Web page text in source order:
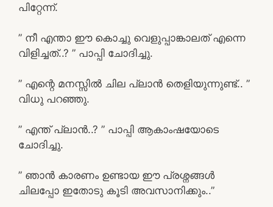
പിറ്റേന്ന്.
” നീ എന്താ ഈ കൊച്ചു വെളുപ്പാങ്കാലത് എന്നെ
വിളിച്ചത്..? ” പാപ്പി ചോദിച്ചു.
” എന്റെ മനസ്സിൽ ചില പ്ലാൻ തെളിയുന്നുണ്ട്.. ”
വിധു പറഞ്ഞു.
” എന്ത് പ്ലാൻ..? ” പാപ്പി ആകാംഷയോടെ
ചോദിച്ചു.
” ഞാൻ കാരണം ഉണ്ടായ ഈ പ്രശ്നങ്ങൾ
ചിലപ്പോ ഇതോടു കൂടി അവസാനിക്കും..”